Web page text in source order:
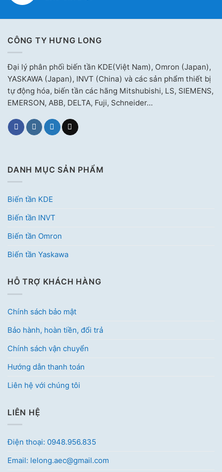
CÔNG TY HƯNG LONG
Đại lý phân phối biến tần KDE(Việt Nam), Omron (Japan),
YASKAWA (Japan), INVT (China) và các sản phẩm thiết bị
tự động hóa, biến tần các hãng Mitshubishi, LS, SIEMENS,
EMERSON, ABB, DELTA, Fuji, Schneider…
DANH MỤC SẢN PHẨM
Biến tần KDE
Biến tần INVT
Biến tần Omron
Biến tần Yaskawa
HỖ TRỢ KHÁCH HÀNG
Chính sách bảo mật
Bảo hành, hoàn tiền, đổi trả
Chính sách vận chuyển
Hướng dẫn thanh toán
Liên hệ với chúng tôi
LIÊN HỆ
Điện thoại: 0948.956.835
Email: lelong.aec@gmail.com